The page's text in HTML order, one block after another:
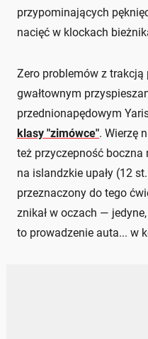
przypominających
nacięć w klockach
Zero problemów z trakcją
gwałtownym
przednionapędowym
klasy "zimówce". Wierzę
też przyczepność
na islandzkie upały (12
przeznaczony do tego
znikał w oczach —
to prowadzenie auta... w